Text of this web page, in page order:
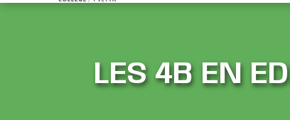
LES 4B EN